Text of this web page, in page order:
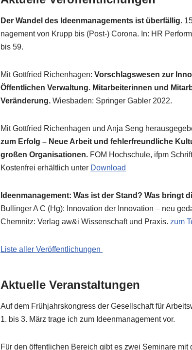
Der Wan­del des Ideen­ma­nage­ments ist über­fäl­lig.
nage­ment von Krupp bis (Post-) Coro­na. In: HR
bis 59.
Mit Gott­fried Richen­ha­gen: Vor­schlags­we­sen zur
Öffent­li­chen Ver­wal­tung. Mit­ar­bei­te­rin­nen und
Ver­än­de­rung. Wies­ba­den: Sprin­ger Gab­ler 2022.
Mit Gott­fried Richen­ha­gen und Anja Seng
zum Erfolg – Neue Arbeit und feh­ler­freund­li­che
gro­ßen Orga­ni­sa­tio­nen. FOM Hoch­schu­le, ifpm
Kosten­frei erhält­lich unter Down­load
Ideen­ma­nage­ment: Was ist der Stand? Was bringt
Bul­lin­ger A C (Hg): Inno­va­ti­on der Inno­va­ti­on – neu
Chem­nitz: Ver­lag aw&i Wis­sen­schaft und Pra­xis. zum
Liste aller Veröffentlichungen
Aktuelle Veranstaltungen
Auf dem Früh­jahrs­kon­gress der Gesell­schaft für
1. bis 3. März tra­ge ich zum Ideen­ma­nage­ment vor.
Für den öffent­li­chen Bereich gibt es zwei Semi­na­re